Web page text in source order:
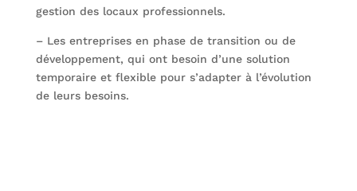
gestion des locaux professionnels.
– Les entreprises en phase de transition ou de
développement, qui ont besoin d’une solution
temporaire et flexible pour s’adapter à l’évolution
de leurs besoins.